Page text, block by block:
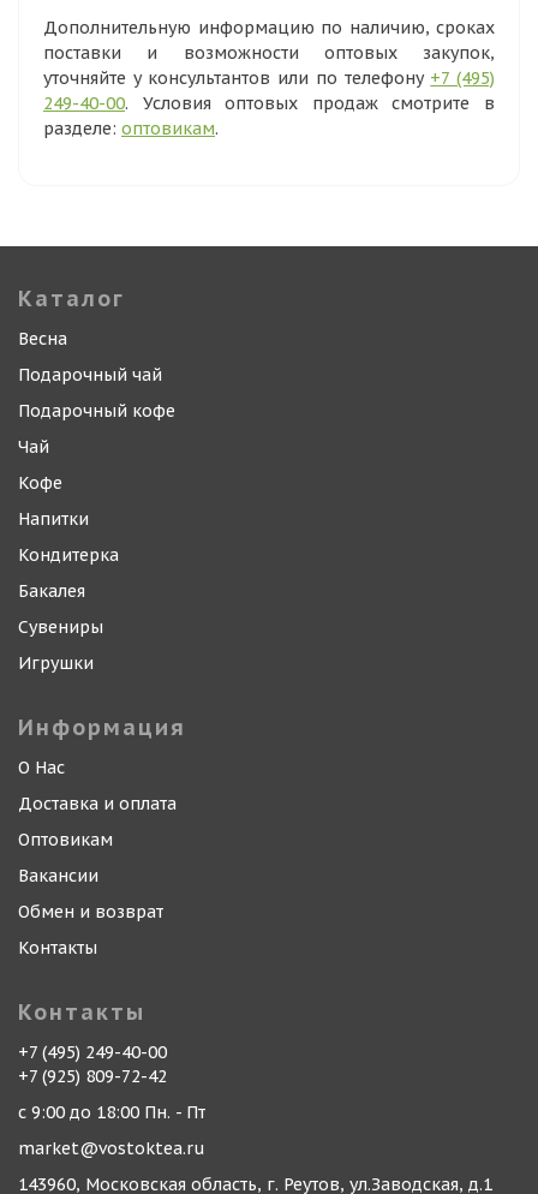
Дополнительную информацию по наличию, сроках
поставки и возможности оптовых закупок,
уточняйте у консультантов или по телефону +7 (495)
249-40-00. Условия оптовых продаж смотрите в
разделе: оптовикам.
Каталог
Весна
Подарочный чай
Подарочный кофе
Чай
Кофе
Напитки
Кондитерка
Бакалея
Сувениры
Игрушки
Информация
О Нас
Доставка и оплата
Оптовикам
Вакансии
Обмен и возврат
Контакты
Контакты
+7 (495) 249-40-00
+7 (925) 809-72-42
с 9:00 до 18:00 Пн. - Пт
market@vostoktea.ru
143960, Московская область, г. Реутов, ул.Заводская, д.1